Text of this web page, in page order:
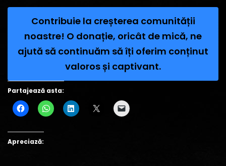
Contribuie la creșterea comunității
noastre! O donație, oricât de mică, ne
ajută să continuăm să îți oferim conținut
valoros și captivant.
Partajează asta:
Apreciază: